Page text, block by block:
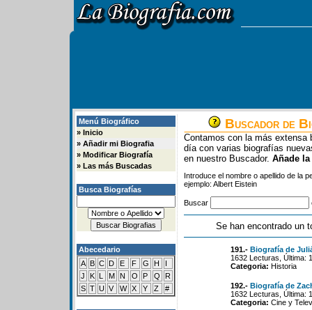
Menú Biográfico
» Inicio
» Añadir mi Biografia
» Modificar Biografía
» Las más Buscadas
Busca Biografías
Abecedario
A B C D E F G H
I
J
K L M N O P Q
R
S T U V W X Y Z #
Buscador de
Contamos con la más extensa
día con varias biografías
en nuestro Buscador. Añade
Introduce el nombre o apellido de la
ejemplo: Albert Eistein
Buscar
Se han encontrado un
191.- Biografía de
1632 Lecturas, Última:
Categoria: Historia
192.- Biografía de
1632 Lecturas, Última:
Categoria: Cine y